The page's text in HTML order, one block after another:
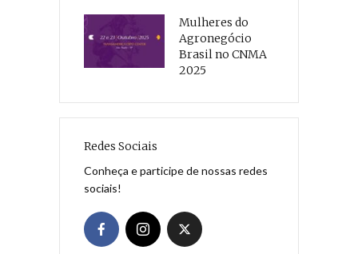
Mulheres do
Agronegócio
Brasil no CNMA
2025
Redes Sociais
Conheça e participe de nossas redes
sociais!